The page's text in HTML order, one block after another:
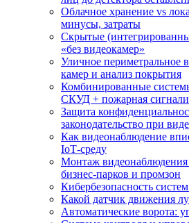
Облачное хранение vs
минусы, затраты
Скрытые
«без видеокамер»
Уличное периметральное
камер и анализ покрытия
Комбинированные
СКУД + пожарная
Защита
законодательство при
Как видеонаблюдение
IoT‑среду
Монтаж
бизнес‑парков и промзон
Кибербезопасность
Какой датчик движения
Автоматические ворота: